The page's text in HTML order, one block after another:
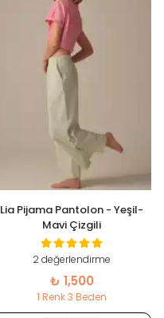
Lia Pijama Pantolon - Yeşil-
Mavi Çizgili
2 değerlendirme
₺ 1,500
1 Renk 3 Beden